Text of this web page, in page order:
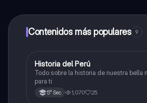
a determinadas funciones.
Contenidos más populares 9
Ciencias Sociales
Historia del Perú
Todo sobre la historia de nuestra bella
para ti
5° Sec 1,070 25